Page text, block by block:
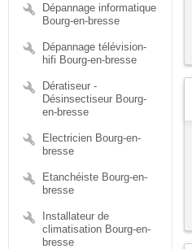
Dépannage informatique
Bourg-en-bresse
Dépannage télévision-
hifi Bourg-en-bresse
Dératiseur -
Désinsectiseur Bourg-
en-bresse
Electricien Bourg-en-
bresse
Etanchéiste Bourg-en-
bresse
Installateur de
climatisation Bourg-en-
bresse